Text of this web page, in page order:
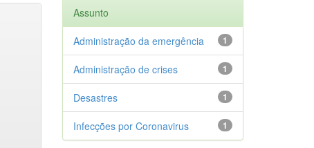
Assunto
1
Administração da emergência
1
Administração de crises
1
Desastres
1
Infecções por Coronavirus